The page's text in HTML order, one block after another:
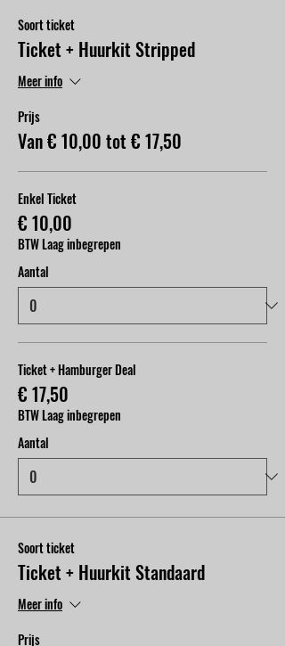
Soort ticket
Ticket + Huurkit Stripped
Meer info
Prijs
Van € 10,00 tot € 17,50
Enkel Ticket
€ 10,00
BTW Laag inbegrepen
Aantal
Ticket + Hamburger Deal
€ 17,50
BTW Laag inbegrepen
Aantal
Soort ticket
Ticket + Huurkit Standaard
Meer info
Prijs